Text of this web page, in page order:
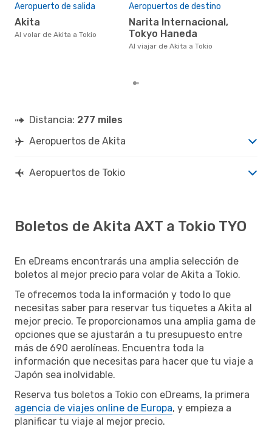
Aeropuerto de salida
Akita
Al volar de Akita a Tokio
Aeropuertos de destino
Narita Internacional,
Tokyo Haneda
Al viajar de Akita a Tokio
Distancia: 277 miles
Aeropuertos de Akita
Aeropuertos de Tokio
Boletos de Akita AXT a Tokio TYO
En eDreams encontrarás una amplia selección de
boletos al mejor precio para volar de Akita a Tokio.
Te ofrecemos toda la información y todo lo que
necesitas saber para reservar tus tiquetes a Akita al
mejor precio. Te proporcionamos una amplia gama de
opciones que se ajustarán a tu presupuesto entre
más de 690 aerolíneas. Encuentra toda la
información que necesitas para hacer que tu viaje a
Japón sea inolvidable.
Reserva tus boletos a Tokio con eDreams, la primera
agencia de viajes online de Europa, y empieza a
planificar tu viaje al mejor precio.